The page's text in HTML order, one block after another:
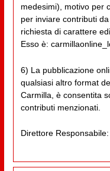
medesimi), motivo per
per inviare contributi
richiesta di carattere
Esso è:
6) La pubblicazione
qualsiasi altro format
Carmilla, è consentita
contributi menzionati.
Direttore